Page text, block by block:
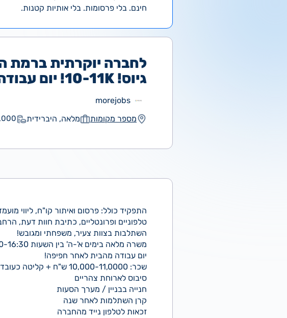
חינם. בלי פרסומות. בלי אותיות קטנות.
לחברה יוקרתית ברמת
גיוס! 10-11K! יום עבודה מהבית!
morejobs
מספר מקומות
מלאה, היברידית ₪
התפקיד כולל: פרסום ואיתור קו"ח, ליווי
טלפוניים ופרונטליים, כתיבת חוות דעת,
השתלבות בצוות צעיר, משפחתי ומגובש!
משרה מלאה בימים א'-ה' בין השעות 8:00-16:30 ללא ימי שישי!
יום עבודה מהבית לאחר חפיפה!
שכר: 10,000-11,0000 ש"ח + קליטה כעובד/ת חברה מהיום הראשון עם שלל תנאים מפנקים! וביניהם:
סיבוס לארוחת צהריים
חנייה בבניין / מערך הסעות
קרן השתלמות לאחר שנה
זכאות לטלפון נייד מהחברה